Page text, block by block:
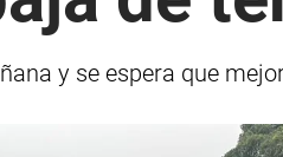
y se espera que